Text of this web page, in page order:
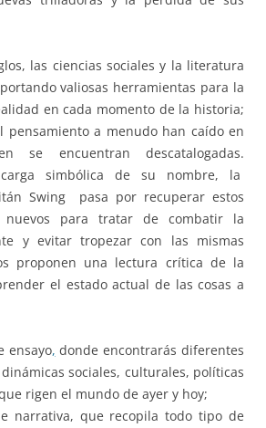
las ciencias sociales y la literatura
valiosas herramientas para la
en cada momento de la historia;
pensamiento a menudo han caído en
encuentran descatalogadas.
simbólica de su nombre, la
Swing pasa por recuperar estos
nuevos para tratar de combatir la
y evitar tropezar con las mismas
proponen una lectura crítica de la
el estado actual de las cosas a
ensayo, donde encontrarás diferentes
sociales, culturales, políticas
rigen el mundo de ayer y hoy;
narrativa, que recopila todo tipo de